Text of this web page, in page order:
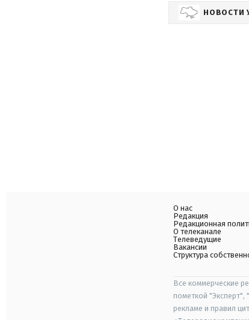
НОВОСТИ
О нас
Редакция
Редакционная
О телеканале
Телеведущие
Вакансии
Структура
Все коммерческие
пометкой
рекламе и правил